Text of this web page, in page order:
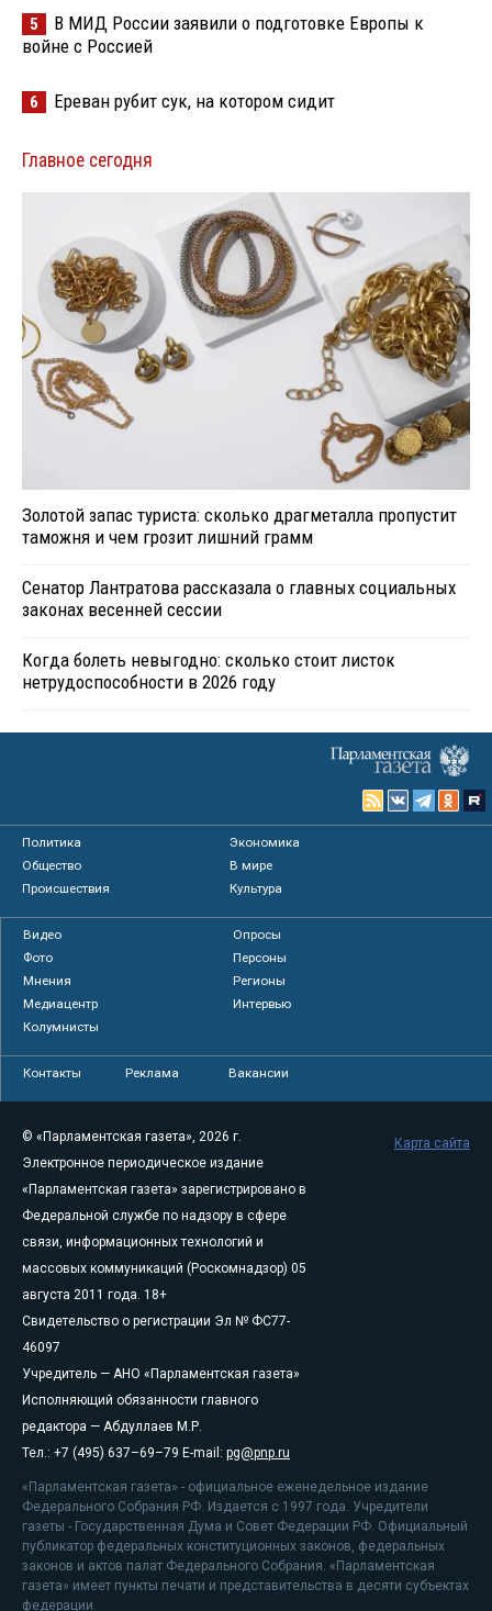
5
В МИД России заявили о подготовке Европы к
войне с Россией
6 Ереван рубит сук, на котором сидит
Главное сегодня
Золотой запас туриста: сколько драгметалла пропустит
таможня и чем грозит лишний грамм
Сенатор Лантратова рассказала о главных социальных
законах весенней сессии
Когда болеть невыгодно: сколько стоит листок
нетрудоспособности в 2026 году
Политика
Экономика
Общество
В мире
Происшествия
Культура
Видео
Опросы
Фото
Персоны
Мнения
Регионы
Медиацентр
Интервью
Колумнисты
Контакты Реклама Вакансии
© «Парламентская газета», 2026 г.
Электронное периодическое издание
«Парламентская газета» зарегистрировано в
Федеральной службе по надзору в сфере
связи, информационных технологий и
массовых коммуникаций (Роскомнадзор) 05
августа 2011 года. 18+
Свидетельство о регистрации Эл № ФС77-
46097
Учредитель — АНО «Парламентская газета»
Исполняющий обязанности главного
редактора — Абдуллаев М.Р.
Тел.: +7 (495) 637–69–79 E-mail: pg@pnp.ru
«Парламентская газета» - официальное еженедельное издание
Федерального Собрания РФ. Издается с 1997 года. Учредители
газеты - Государственная Дума и Совет Федерации РФ. Официальный
публикатор федеральных конституционных законов, федеральных
законов и актов палат Федерального Собрания. «Парламентская
газета» имеет пункты печати и представительства в десяти субъектах
федерации.
Карта сайта